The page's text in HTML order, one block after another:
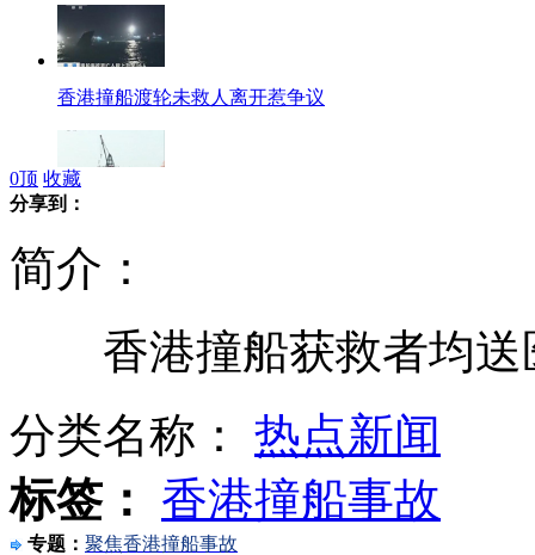
香港撞船渡轮未救人离开惹争议
南丫岛撞船 广东打捞船协助搜救
0顶 收藏
分享到：
简介：
香港撞船获救者均送
分类名称： 热点新闻
标签：
香港撞船事故
专题： 聚焦香港撞船事故